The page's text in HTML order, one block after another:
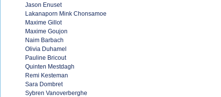
Jason Enuset
Lakanaporn Mink Chonsamoe
Maxime Gillot
Maxime Goujon
Naim Barbach
Olivia Duhamel
Pauline Bricout
Quinten Mestdagh
Remi Kesteman
Sara Dombret
Sybren Vanoverberghe